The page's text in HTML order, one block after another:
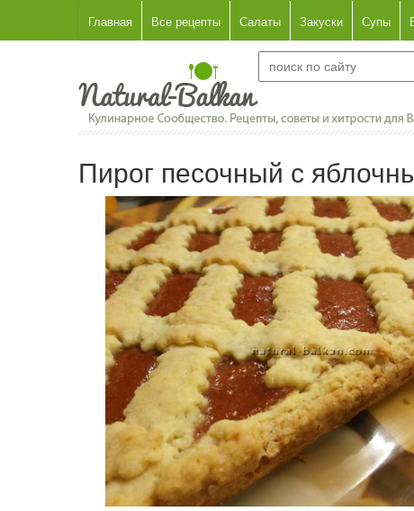
Главная Все рецепты Салаты Закуски Супы
Пирог песочный с